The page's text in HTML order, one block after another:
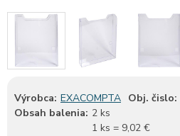
Výrobca: EXACOMPTA Obj. čislo:
Obsah balenia: 2 ks
1 ks = 9,02 €